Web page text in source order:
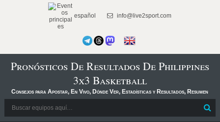
español info@live2sport.com
Pronósticos De Resultados De Philippines
3x3 Basketball
Consejos para Apostar, En Vivo, Dónde Ver, Estadísticas y Resultados, Resumen